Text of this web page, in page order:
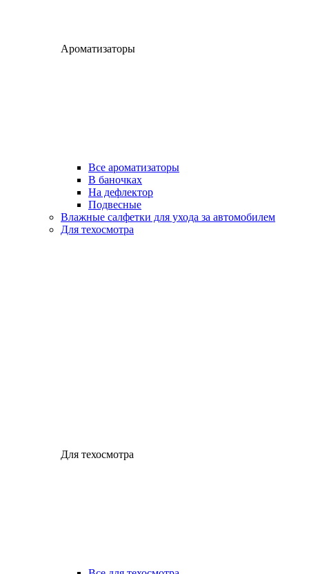
Ароматизаторы
Все ароматизаторы
В баночках
На дефлектор
Подвесные
Влажные салфетки для ухода за автомобилем
Для техосмотра
Для техосмотра